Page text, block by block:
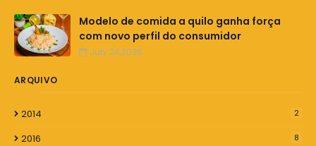
Modelo de comida a quilo ganha força
com novo perfil do consumidor
July 24,2026
ARQUIVO
2014 2
2016 8